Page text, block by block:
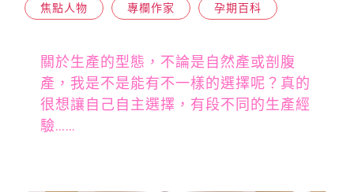
焦點人物 專欄作家 孕期百科
關於生產的型態，不論是自然產或剖腹
產，我是不是能有不一樣的選擇呢？真的
很想讓自己自主選擇，有段不同的生產經
驗……